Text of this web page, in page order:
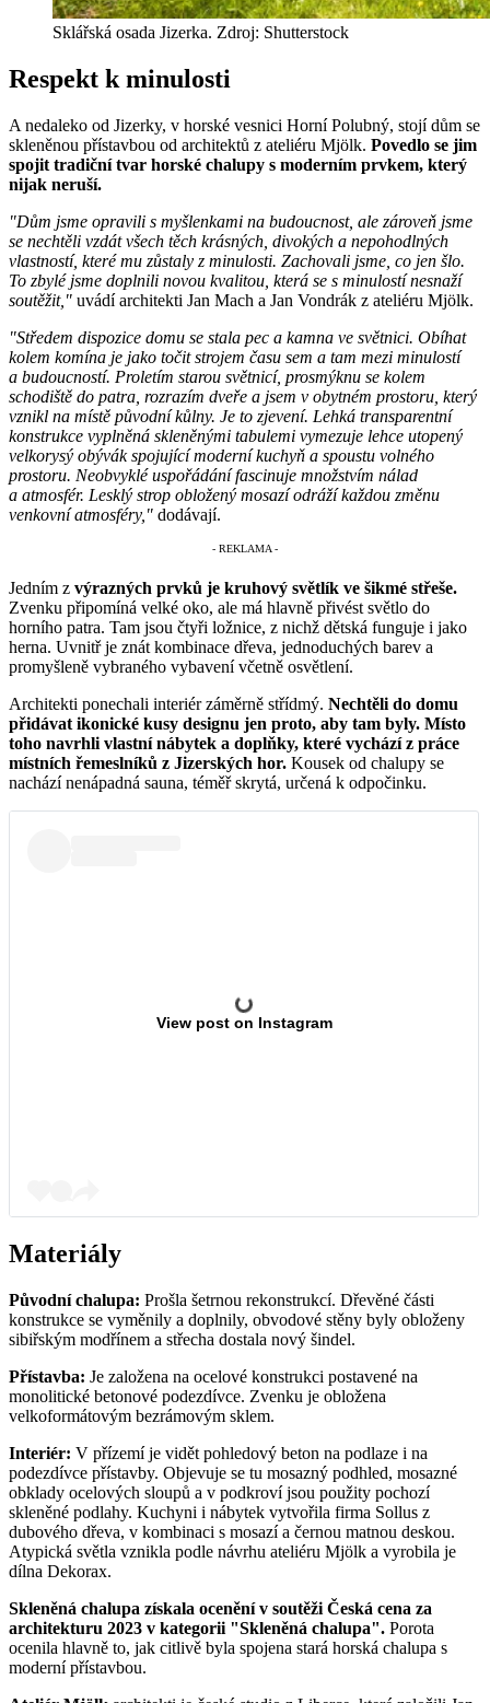
Sklářská osada Jizerka. Zdroj: Shutterstock
Respekt k minulosti
A nedaleko od Jizerky, v horské vesnici Horní Polubný, stojí dům se
skleněnou přístavbou od architektů z ateliéru Mjölk. Povedlo se jim
spojit tradiční tvar horské chalupy s moderním prvkem, který
nijak neruší.
"Dům jsme opravili s myšlenkami na budoucnost, ale zároveň jsme
se nechtěli vzdát všech těch krásných, divokých a nepohodlných
vlastností, které mu zůstaly z minulosti. Zachovali jsme, co jen šlo.
To zbylé jsme doplnili novou kvalitou, která se s minulostí nesnaží
soutěžit," uvádí architekti Jan Mach a Jan Vondrák z ateliéru Mjölk.
"Středem dispozice domu se stala pec a kamna ve světnici. Obíhat
kolem komína je jako točit strojem času sem a tam mezi minulostí
a budoucností. Proletím starou světnicí, prosmýknu se kolem
schodiště do patra, rozrazím dveře a jsem v obytném prostoru, který
vznikl na místě původní kůlny. Je to zjevení. Lehká transparentní
konstrukce vyplněná skleněnými tabulemi vymezuje lehce utopený
velkorysý obývák spojující moderní kuchyň a spoustu volného
prostoru. Neobvyklé uspořádání fascinuje množstvím nálad
a atmosfér. Lesklý strop obložený mosazí odráží každou změnu
venkovní atmosféry," dodávají.
Jedním z výrazných prvků je kruhový světlík ve šikmé střeše.
Zvenku připomíná velké oko, ale má hlavně přivést světlo do
horního patra. Tam jsou čtyři ložnice, z nichž dětská funguje i jako
herna. Uvnitř je znát kombinace dřeva, jednoduchých barev a
promyšleně vybraného vybavení včetně osvětlení.
Architekti ponechali interiér záměrně střídmý. Nechtěli do domu
přidávat ikonické kusy designu jen proto, aby tam byly. Místo
toho navrhli vlastní nábytek a doplňky, které vychází z práce
místních řemeslníků z Jizerských hor. Kousek od chalupy se
nachází nenápadná sauna, téměř skrytá, určená k odpočinku.
View post on Instagram
Materiály
Původní chalupa: Prošla šetrnou rekonstrukcí. Dřevěné části
konstrukce se vyměnily a doplnily, obvodové stěny byly obloženy
sibiřským modřínem a střecha dostala nový šindel.
Přístavba: Je založena na ocelové konstrukci postavené na
monolitické betonové podezdívce. Zvenku je obložena
velkoformátovým bezrámovým sklem.
Interiér: V přízemí je vidět pohledový beton na podlaze i na
podezdívce přístavby. Objevuje se tu mosazný podhled, mosazné
obklady ocelových sloupů a v podkroví jsou použity pochozí
skleněné podlahy. Kuchyni i nábytek vytvořila firma Sollus z
dubového dřeva, v kombinaci s mosazí a černou matnou deskou.
Atypická světla vznikla podle návrhu ateliéru Mjölk a vyrobila je
dílna Dekorax.
Skleněná chalupa získala ocenění v soutěži Česká cena za
architekturu 2023 v kategorii "Skleněná chalupa". Porota
ocenila hlavně to, jak citlivě byla spojena stará horská chalupa s
moderní přístavbou.